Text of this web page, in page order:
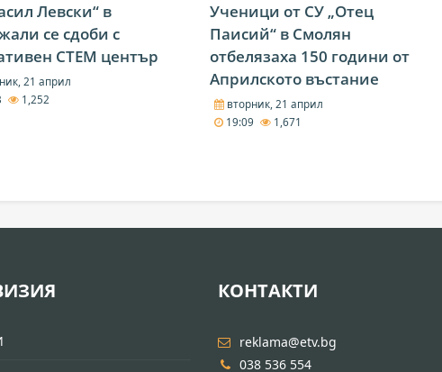
Левски“ в
се сдоби с
СТЕМ център
21 април
1,252
Ученици от СУ „Отец
Паисий“ в Смолян
отбелязаха 150 години от
Априлското въстание
вторник, 21 април
19:09
1,671
КОНТАКТИ
reklama@etv.bg
038 536 554